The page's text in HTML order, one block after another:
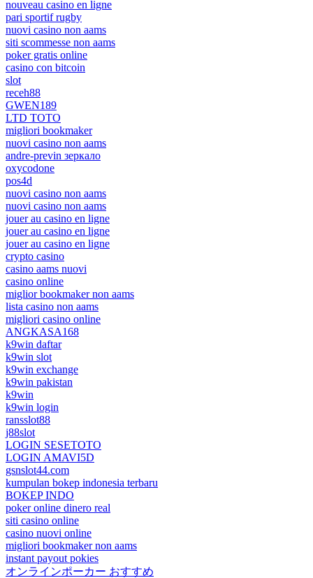
nouveau casino en ligne
pari sportif rugby
nuovi casino non aams
siti scommesse non aams
poker gratis online
casino con bitcoin
slot
receh88
GWEN189
LTD TOTO
migliori bookmaker
nuovi casino non aams
andre-previn зеркало
oxycodone
pos4d
nuovi casino non aams
nuovi casino non aams
jouer au casino en ligne
jouer au casino en ligne
jouer au casino en ligne
crypto casino
casino aams nuovi
casino online
miglior bookmaker non aams
lista casino non aams
migliori casino online
ANGKASA168
k9win daftar
k9win slot
k9win exchange
k9win pakistan
k9win
k9win login
ransslot88
j88slot
LOGIN SESETOTO
LOGIN AMAVI5D
gsnslot44.com
kumpulan bokep indonesia terbaru
BOKEP INDO
poker online dinero real
siti casino online
casino nuovi online
migliori bookmaker non aams
instant payout pokies
オンラインポーカー おすすめ